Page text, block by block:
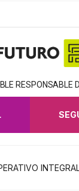
RESPONSABLE